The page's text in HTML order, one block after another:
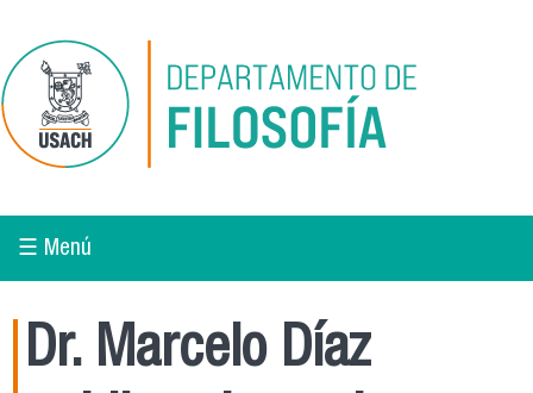
☰ Menú
Dr. Marcelo Díaz